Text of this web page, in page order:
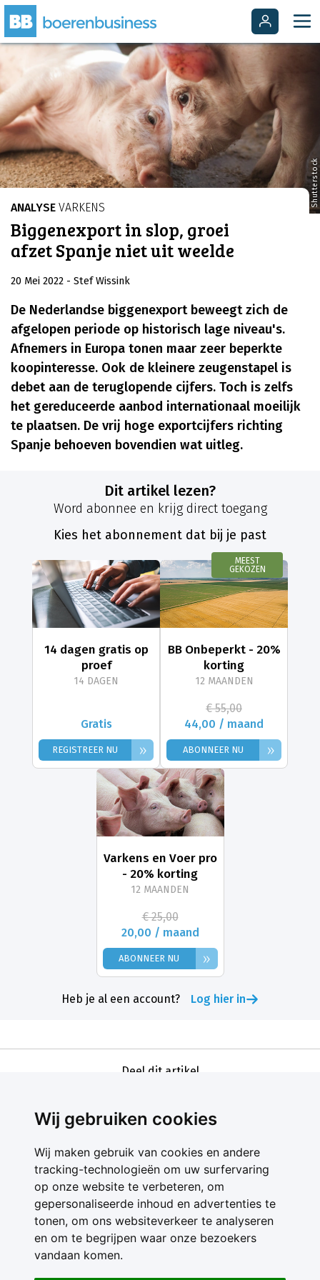
Wij gebruiken cookies
Wij maken gebruik van cookies en andere
tracking-technologieën om uw surfervaring
op onze website te verbeteren, om
gepersonaliseerde inhoud en advertenties te
tonen, om ons websiteverkeer te analyseren
en om te begrijpen waar onze bezoekers
vandaan komen.
Shutterstock
ANALYSE VARKENS
Biggenexport in slop, groei
afzet Spanje niet uit weelde
20 Mei 2022 - Stef Wissink
De Nederlandse biggenexport beweegt zich de
afgelopen periode op historisch lage niveau's.
Afnemers in Europa tonen maar zeer beperkte
koopinteresse. Ook de kleinere zeugenstapel is
debet aan de teruglopende cijfers. Toch is zelfs
het gereduceerde aanbod internationaal moeilijk
te plaatsen. De vrij hoge exportcijfers richting
Spanje behoeven bovendien wat uitleg.
Dit artikel lezen?
Word abonnee en krijg direct toegang
Kies het abonnement dat bij je past
14 dagen gratis op
proef
14 DAGEN
Gratis
REGISTREER NU »
MEEST
GEKOZEN
BB Onbeperkt - 20%
korting
12 MAANDEN
€ 55,00
44,00 / maand
ABONNEER NU »
Varkens en Voer pro
- 20% korting
12 MAANDEN
€ 25,00
20,00 / maand
ABONNEER NU »
Heb je al een account? Log hier in
Deel dit artikel
Contact
Feedback
Nieuwsbrief
Adverteren
Gebruikersvoorwaarden